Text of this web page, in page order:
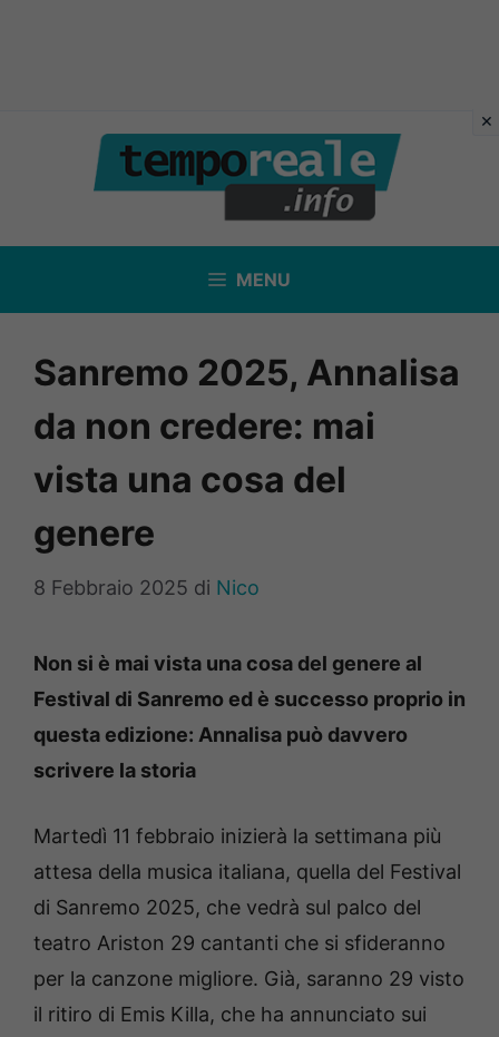
contenuto
MENU
Sanremo 2025, Annalisa
da non credere: mai
vista una cosa del
genere
8 Febbraio 2025 di Nico
Non si è mai vista una cosa del genere al
Festival di Sanremo ed è successo proprio in
questa edizione: Annalisa può davvero
scrivere la storia
Martedì 11 febbraio inizierà la settimana più
attesa della musica italiana, quella del Festival
di Sanremo 2025, che vedrà sul palco del
teatro Ariston 29 cantanti che si sfideranno
per la canzone migliore. Già, saranno 29 visto
il ritiro di Emis Killa, che ha annunciato sui